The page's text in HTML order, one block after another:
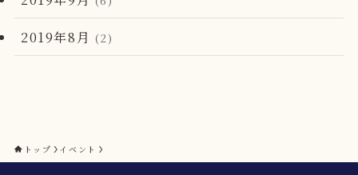
2019年8月 (2)
トップ イベント